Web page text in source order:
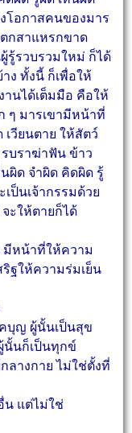
โอกาสคนของมาร
กสาแหรกขาด
รู้รวบรวมใหม่ ก็ได้
ง ทั้งนี้ ก็เพื่อให้
นได้เต็มมือ คือให้
ๆ มารเขามีหน้าที่
เวียนตายให้สัตว์
บราฆ่าฟัน ข้าว
ผิด จำผิด คิดผิด รู้
ป็นเจ้ากรรมด้วย
ะให้ตายก็ได้
หน้าที่ให้ความ
ฐให้ความร่มเย็น
บุญ ผู้นั้นเป็นสุข
นั้นก็เป็นทุกข์
างกาย ไม่ใช่ตั้งที่
แต่ไม่ใช่